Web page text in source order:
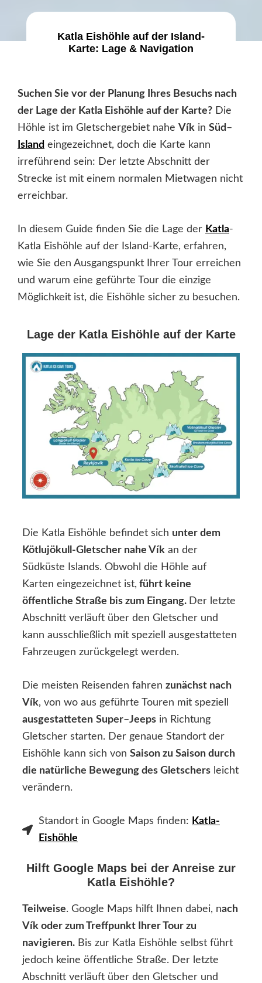
Katla Eishöhle auf der Island-
Karte: Lage & Navigation
Suchen Sie vor der Planung Ihres Besuchs nach
der Lage der Katla Eishöhle auf der Karte? Die
Höhle ist im Gletschergebiet nahe Vík in Süd–
Island eingezeichnet, doch die Karte kann
irreführend sein: Der letzte Abschnitt der
Strecke ist mit einem normalen Mietwagen nicht
erreichbar.
In diesem Guide finden Sie die Lage der Katla-
Katla Eishöhle auf der Island-Karte, erfahren,
wie Sie den Ausgangspunkt Ihrer Tour erreichen
und warum eine geführte Tour die einzige
Möglichkeit ist, die Eishöhle sicher zu besuchen.
Lage der Katla Eishöhle auf der Karte
Die Katla Eishöhle befindet sich unter dem
Kötlujökull-Gletscher nahe Vík an der
Südküste Islands. Obwohl die Höhle auf
Karten eingezeichnet ist, führt keine
öffentliche Straße bis zum Eingang. Der letzte
Abschnitt verläuft über den Gletscher und
kann ausschließlich mit speziell ausgestatteten
Fahrzeugen zurückgelegt werden.
Die meisten Reisenden fahren zunächst nach
Vík, von wo aus geführte Touren mit speziell
ausgestatteten Super–Jeeps in Richtung
Gletscher starten. Der genaue Standort der
Eishöhle kann sich von Saison zu Saison durch
die natürliche Bewegung des Gletschers leicht
verändern.
Standort in Google Maps finden: Katla-
Eishöhle
Hilft Google Maps bei der Anreise zur
Katla Eishöhle?
Teilweise. Google Maps hilft Ihnen dabei, nach
Vík oder zum Treffpunkt Ihrer Tour zu
navigieren. Bis zur Katla Eishöhle selbst führt
jedoch keine öffentliche Straße. Der letzte
Abschnitt verläuft über den Gletscher und